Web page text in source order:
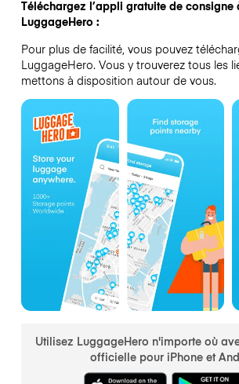
Téléchargez l’appli gratuite de consigne
LuggageHero :
Pour plus de facilité, vous pouvez
LuggageHero. Vous y trouverez tous les
mettons à disposition autour de vous.
Utilisez LuggageHero n'importe où
officielle pour iPhone et